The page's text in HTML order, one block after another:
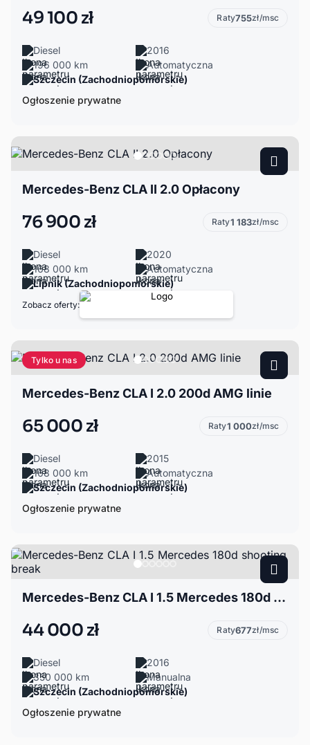
49 100 zł Raty755zł/msc
Diesel
2016
196 000 km
Automatyczna
Szczecin (Zachodniopomorskie)
Ogłoszenie prywatne
Mercedes-Benz CLA II 2.0 Opłacony
76 900 zł Raty1 183zł/msc
Diesel
2020
168 000 km
Automatyczna
Lipnik (Zachodniopomorskie)
Zobacz oferty:
Tylko u nas
Mercedes-Benz CLA I 2.0 200d AMG linie
65 000 zł Raty1 000zł/msc
Diesel
2015
168 000 km
Automatyczna
Szczecin (Zachodniopomorskie)
Ogłoszenie prywatne
Mercedes-Benz CLA I 1.5 Mercedes 180d shooting break
44 000 zł Raty677zł/msc
Diesel
2016
350 000 km
Manualna
Szczecin (Zachodniopomorskie)
Ogłoszenie prywatne